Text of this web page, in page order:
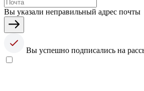
Вы указали неправильный адрес почты
Вы успешно подписались на